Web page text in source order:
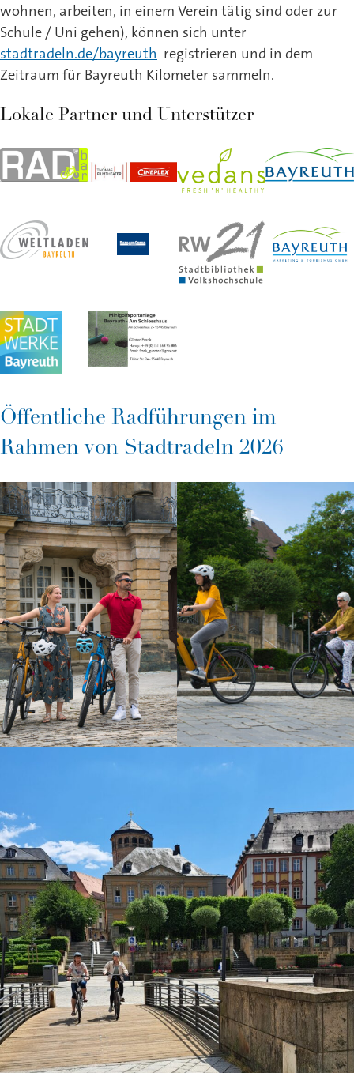
wohnen, arbeiten, in einem Verein tätig sind oder zur
Schule / Uni gehen), können sich unter
stadtradeln.de/bayreuth registrieren und in dem
Zeitraum für Bayreuth Kilometer sammeln.
Lokale Partner und Unterstützer
Öffentliche Radführungen im
Rahmen von Stadtradeln 2026